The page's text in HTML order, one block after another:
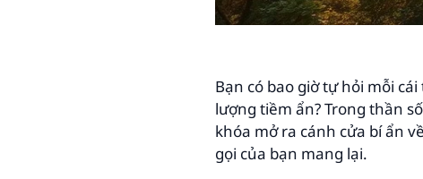
Bạn có bao giờ tự hỏi mỗi
lượng tiềm ẩn? Trong thần
khóa mở ra cánh cửa bí ẩn
gọi của bạn mang lại.